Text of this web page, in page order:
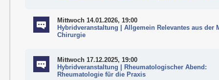
Mittwoch 14.01.2026, 19:00
Hybridveranstaltung | Allgemein Relevantes aus der
Chirurgie
Mittwoch 17.12.2025, 19:00
Hybridveranstaltung | Rheumatologischer Abend:
Rheumatologie für die Praxis